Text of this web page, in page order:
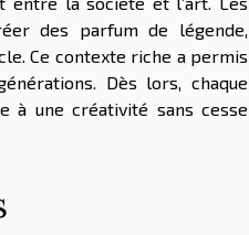
des parfum de légende,
Ce contexte riche a permis
Dès lors, chaque
à une créativité sans cesse